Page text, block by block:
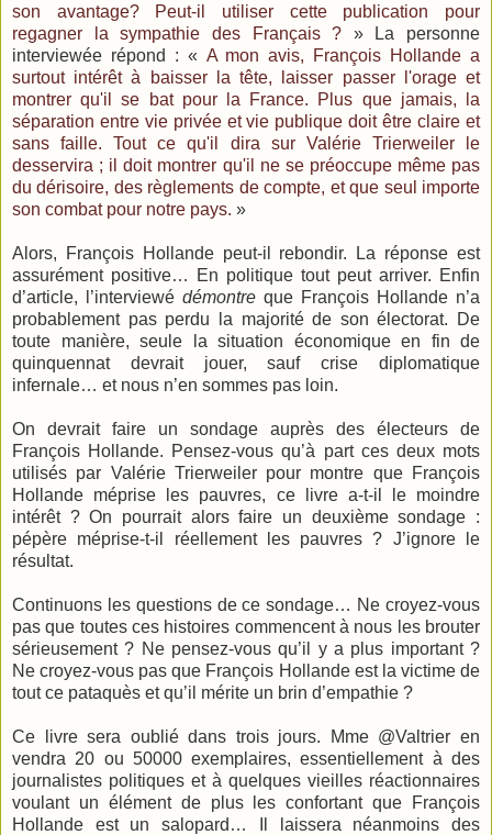
son avantage? Peut-il utiliser cette publication pour
regagner la sympathie des Français ? » La personne
interviewée répond : « A mon avis, François Hollande a
surtout intérêt à baisser la tête, laisser passer l'orage et
montrer qu'il se bat pour la France. Plus que jamais, la
séparation entre vie privée et vie publique doit être claire et
sans faille. Tout ce qu'il dira sur Valérie Trierweiler le
desservira ; il doit montrer qu'il ne se préoccupe même pas
du dérisoire, des règlements de compte, et que seul importe
son combat pour notre pays. »
Alors, François Hollande peut-il rebondir. La réponse est
assurément positive… En politique tout peut arriver. Enfin
d’article, l’interviewé démontre que François Hollande n’a
probablement pas perdu la majorité de son électorat. De
toute manière, seule la situation économique en fin de
quinquennat devrait jouer, sauf crise diplomatique
infernale… et nous n’en sommes pas loin.
On devrait faire un sondage auprès des électeurs de
François Hollande. Pensez-vous qu’à part ces deux mots
utilisés par Valérie Trierweiler pour montre que François
Hollande méprise les pauvres, ce livre a-t-il le moindre
intérêt ? On pourrait alors faire un deuxième sondage :
pépère méprise-t-il réellement les pauvres ? J’ignore le
résultat.
Continuons les questions de ce sondage… Ne croyez-vous
pas que toutes ces histoires commencent à nous les brouter
sérieusement ? Ne pensez-vous qu’il y a plus important ?
Ne croyez-vous pas que François Hollande est la victime de
tout ce pataquès et qu’il mérite un brin d’empathie ?
Ce livre sera oublié dans trois jours. Mme @Valtrier en
vendra 20 ou 50000 exemplaires, essentiellement à des
journalistes politiques et à quelques vieilles réactionnaires
voulant un élément de plus les confortant que François
Hollande est un salopard… Il laissera néanmoins des